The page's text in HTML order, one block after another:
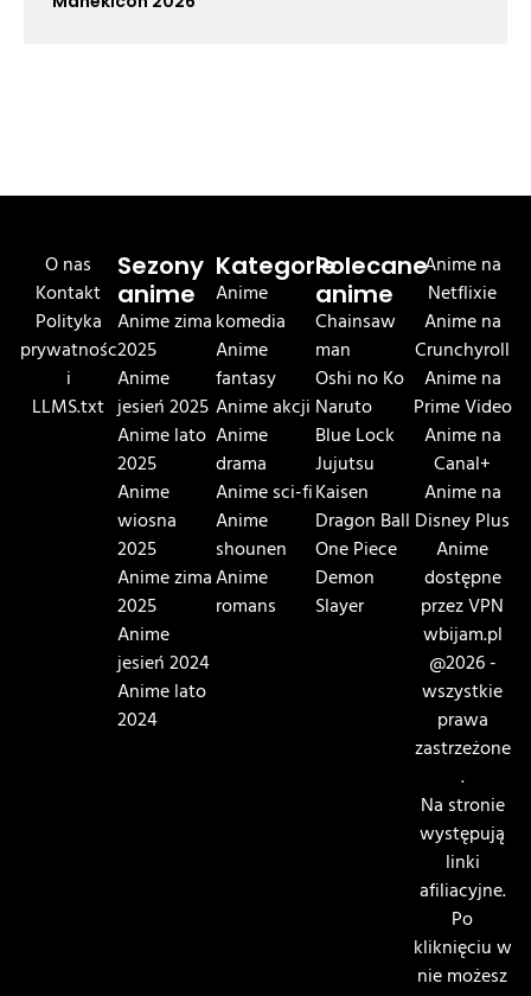
O nas
Kontakt
Polityka
prywatnośc
i
LLMS.txt
Sezony
anime
Anime zima
2025
Anime
jesień 2025
Anime lato
2025
Anime
wiosna
2025
Anime zima
2025
Anime
jesień 2024
Anime lato
2024
Kategorie
Anime
komedia
Anime
fantasy
Anime akcji
Anime
drama
Anime sci-fi
Anime
shounen
Anime
romans
Polecane
anime
Chainsaw
man
Oshi no Ko
Naruto
Blue Lock
Jujutsu
Kaisen
Dragon Ball
One Piece
Demon
Slayer
Anime na
Netflixie
Anime na
Crunchyroll
Anime na
Prime Video
Anime na
Canal+
Anime na
Disney Plus
Anime
dostępne
przez VPN
wbijam.pl
@2026 -
wszystkie
prawa
zastrzeżone
.
Na stronie
występują
linki
afiliacyjne.
Po
kliknięciu w
nie możesz